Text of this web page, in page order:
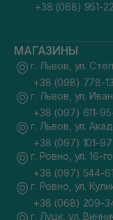
+38 (068) 951-
МАГАЗИНЫ
г. Львов, ул.
+38 (098) 778-
г. Львов, ул.
+38 (097) 611-
г. Львов, ул.
+38 (097) 101-
г. Ровно, ул. 16-
+38 (097) 544-
г. Ровно, ул.
+38 (068) 209-
г. Луцк, ул.